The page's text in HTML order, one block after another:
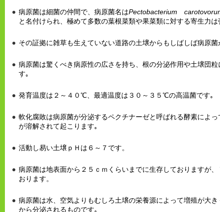
病原菌は細菌の仲間で、病原菌名はPectobacterium
と名付けられ、極めて多数の葉根菜類や果菜類に対する寄生力
その証拠に雑草も生えていない道路の土壌からもしばしば病原
病原菌は驚くべき病原性の広さを持ち、根の分泌作用や土壌団
す｡
発育温度は２～４０℃、最適温度は３０～３５℃の高温菌です｡
軟化腐敗は病原菌が分泌するペクチナーゼと呼ばれる酵素によ
が溶解されて起こります｡
活動し易い土壌ｐＨは６～７です。
病原菌は地表面から２５ｃｍくらいまでに生存しておりますが
おります。
病原菌は水、空気よりもむしろ土壌の栄養源によって増殖が大
から分泌されるものです｡